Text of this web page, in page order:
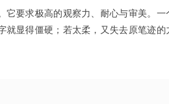
它要求极高的观察力、耐心与审美。
就显得僵硬；若太柔，又失去原笔迹